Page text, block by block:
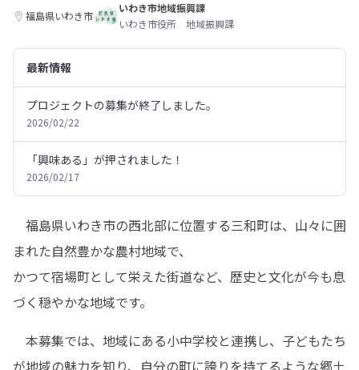
福島県いわき市
いわき市地域振興課
いわき市役所 地域振興課
最新情報
プロジェクトの募集が終了しました。
2026/02/22
「興味ある」が押されました！
2026/02/17
福島県いわき市の西北部に位置する三和町は、山々に囲
まれた自然豊かな農村地域で、
かつて宿場町として栄えた街道など、歴史と文化が今も息
づく穏やかな地域です。
本募集では、地域にある小中学校と連携し、子どもたち
が地域の魅力を知り、自分の町に誇りを持てるような郷土